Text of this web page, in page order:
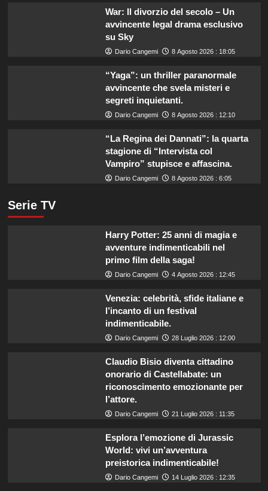
War: Il divorzio del secolo – Un
avvincente legal drama esclusivo
su Sky
Dario Cangemi 8 Agosto 2026 : 18:05
“Yaga”: un thriller paranormale
avvincente che svela misteri e
segreti inquietanti.
Dario Cangemi 8 Agosto 2026 : 12:10
“La Regina dei Dannati”: la quarta
stagione di “Intervista col
Vampiro” stupisce e affascina.
Dario Cangemi 8 Agosto 2026 : 6:05
Serie TV
Harry Potter: 25 anni di magia e
avventure indimenticabili nel
primo film della saga!
Dario Cangemi 4 Agosto 2026 : 12:45
Venezia: celebrità, sfide italiane e
l’incanto di un festival
indimenticabile.
Dario Cangemi 28 Luglio 2026 : 12:00
Claudio Bisio diventa cittadino
onorario di Castellabate: un
riconoscimento emozionante per
l’attore.
Dario Cangemi 21 Luglio 2026 : 11:35
Esplora l’emozione di Jurassic
World: vivi un’avventura
preistorica indimenticabile!
Dario Cangemi 14 Luglio 2026 : 12:35